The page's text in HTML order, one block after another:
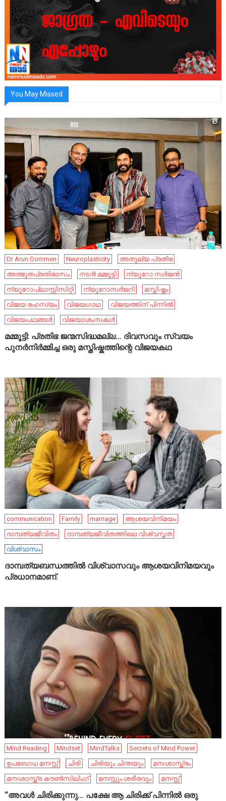
You May Missed
Dr Arun Oommen Neuroplasticity
അതുല്യ പ്രതിഭ
അത്ഭുതപ്രതിഭാസം
നടൻ മമ്മൂട്ടി
ന്യൂറോ സർജൻ
ന്യൂറോപ്ലാസ്റ്റിസിറ്റി
ന്യൂറോസർജറി
മസ്തിഷ്കം
വിജയ രഹസ്യം
വിജയഗാഥ
വിജയത്തിന് പിന്നിൽ
വിജയപഥങ്ങൾ
വിജയാശംസകൾ
മമ്മൂട്ടി: പ്രതിഭ ജന്മസിദ്ധമല്ല… ദിവസവും സ്വയം
പുനർനിർമ്മിച്ച ഒരു മസ്തിഷ്കത്തിന്റെ വിജയകഥ
communication Family marriage
ആശയവിനിമയം
ദാമ്പത്യജീവിതം
ദാമ്പത്യജീവിതത്തിലെ വിശ്വസ്തത
വിശ്വാസം
ദാമ്പത്യബന്ധത്തിൽ വിശ്വാസവും ആശയവിനിമയവും
പ്രധാനമാണ്.
Mind Reading Mindset MindTalks
Secrets of Mind Power
ഉപബോധ മനസ്സ്
ചിരി ചിരിയും ചിന്തയും
മനഃശാസ്ത്രം
മനഃശാസ്ത്ര കൗൺസിലിംഗ്
മനസ്സും ശരീരവും മനസ്സ്
“അവൾ ചിരിക്കുന്നു… പക്ഷേ ആ ചിരിക്ക് പിന്നിൽ ഒരു